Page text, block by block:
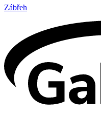
Zábřeh